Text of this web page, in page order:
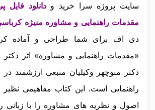
سایت پروژه سرا خرید و دانلود
مقدمات راهنمایی و مشاوره منیژه
دی اف برای شما طراحی و آماده
«مقدمات راهنمایی و مشاوره» اثر دکتر
دکتر منوچهر وکیلیان منبعی ارزشمند
راهنمایی است. این کتاب مفاهیمی نظیر
اصول و نظریه‌ های مشاوره را با زبانی